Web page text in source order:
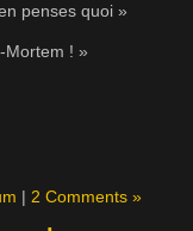
penses quoi »
Mortem ! »
| 2 Comments »